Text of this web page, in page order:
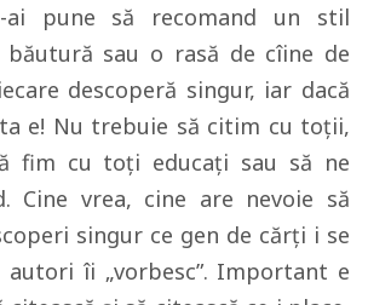
pune să recomand un stil
băutură sau o rasă de cîine de
descoperă singur, iar dacă
e! Nu trebuie să citim cu toţii,
fim cu toţi educaţi sau să ne
Cine vrea, cine are nevoie să
singur ce gen de cărţi i se
autori îi „vorbesc”. Important e